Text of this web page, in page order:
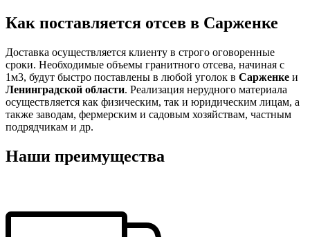
Как поставляется отсев в Сарженке
Доставка осуществляется клиенту в строго оговоренные
сроки. Необходимые объемы гранитного отсева, начиная с
1м3, будут быстро поставлены в любой уголок в Сарженке и
Ленинградской области. Реализация нерудного материала
осуществляется как физическим, так и юридическим лицам, а
также заводам, фермерским и садовым хозяйствам, частным
подрядчикам и др.
Наши преимущества